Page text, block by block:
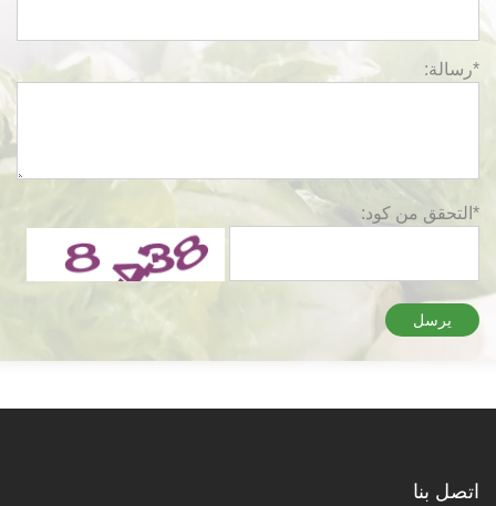
*رسالة:
*التحقق من كود:
يرسل
اتصل بنا